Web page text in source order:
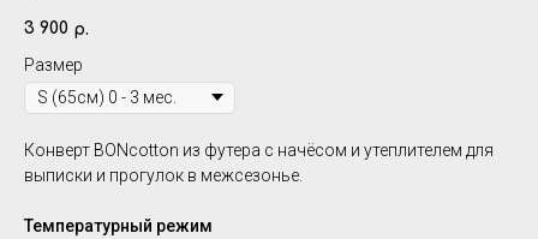
3 900 р.
Размер
Конверт BONcotton из футера с начёсом и утеплителем для
выписки и прогулок в межсезонье.
Температурный режим